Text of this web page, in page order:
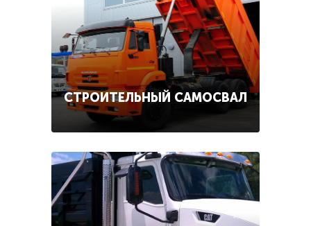
СТРОИТЕЛЬНЫЙ САМОСВАЛ